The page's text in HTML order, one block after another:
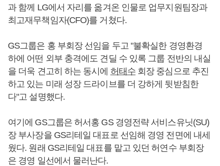
과 함께 LG에서 자리를 옮겨온 인물로 업무지원팀장과
최고재무책임자(CFO)를 거쳤다.
GS그룹은 홍 부회장 선임을 두고 "불확실한 경영환경
하에 어떤 외부 충격에도 견딜 수 있록 그룹 전반의 내실
을 더욱 견고히 하는 동시에 허태수회장 중심으로 추진
하고 있는 미래 성장 드라이브를 더 강하게 뒷받침한
다"고 설명했다.
여기에 GS그룹은 허서홍 GS 경영전략 서비스유닛(SU)
장 부사장을 GS리테일 대표로 선임해 경영 전면에 내세
웠다. 원래 GS리테일 대표를 맡고 있던 허연수 부회장
은 경영 일선에서 물러난다.